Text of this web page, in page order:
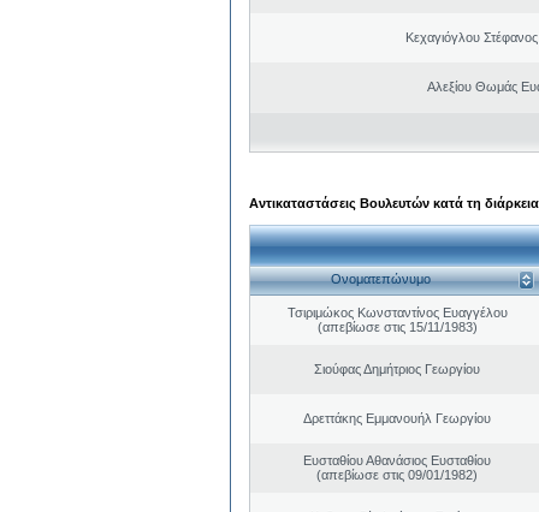
Κεχαγιόγλου
Αλεξίου Θωμάς
Αντικαταστάσεις Βουλευτών κατά τη
Ονοματεπώνυμο
Τσιριμώκος Κωνσταντίνος Ευαγγέλου
(απεβίωσε στις 15/11/1983)
Σιούφας Δημήτριος Γεωργίου
Δρεττάκης Εμμανουήλ Γεωργίου
Ευσταθίου Αθανάσιος Ευσταθίου
(απεβίωσε στις 09/01/1982)